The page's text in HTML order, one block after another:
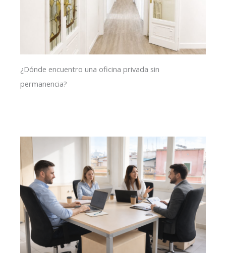
¿Dónde encuentro una oficina privada sin
permanencia?